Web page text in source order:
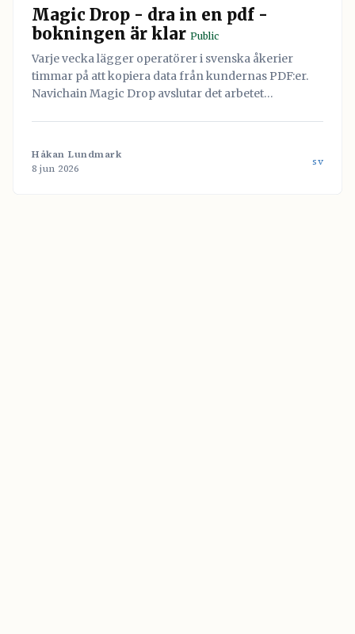
Magic Drop - dra in en pdf -
bokningen är klar Public
Varje vecka lägger operatörer i svenska åkerier
timmar på att kopiera data från kundernas PDF:er.
Navichain Magic Drop avslutar det arbetet
Håkan Lundmark
8 jun 2026
sv